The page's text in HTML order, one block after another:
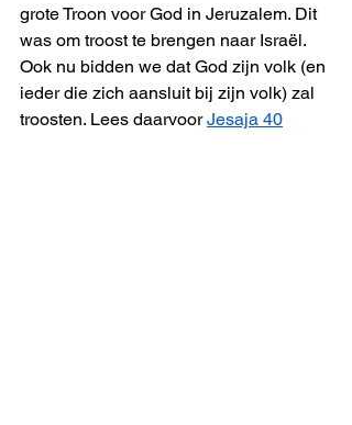
grote Troon voor God in Jeruzalem. Dit
was om troost te brengen naar Israël.
Ook nu bidden we dat God zijn volk (en
ieder die zich aansluit bij zijn volk) zal
troosten. Lees daarvoor Jesaja 40